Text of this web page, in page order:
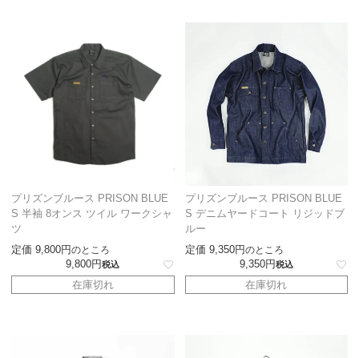
プリズンブルース PRISON BLUE
S 半袖 8オンス ツイル ワークシャ
ツ
定価 9,800 のところ
9,800 税込
在庫切れ
プリズンブルース PRISON BLUE
S デニムヤードコート リジッドブ
ルー
定価 9,350 のところ
9,350 税込
在庫切れ